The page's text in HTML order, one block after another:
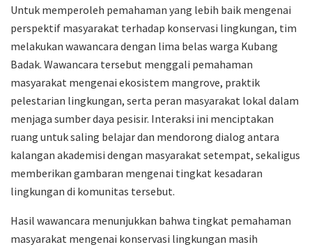
Untuk memperoleh pemahaman yang lebih baik mengenai
perspektif masyarakat terhadap konservasi lingkungan, tim
melakukan wawancara dengan lima belas warga Kubang
Badak. Wawancara tersebut menggali pemahaman
masyarakat mengenai ekosistem mangrove, praktik
pelestarian lingkungan, serta peran masyarakat lokal dalam
menjaga sumber daya pesisir. Interaksi ini menciptakan
ruang untuk saling belajar dan mendorong dialog antara
kalangan akademisi dengan masyarakat setempat, sekaligus
memberikan gambaran mengenai tingkat kesadaran
lingkungan di komunitas tersebut.
Hasil wawancara menunjukkan bahwa tingkat pemahaman
masyarakat mengenai konservasi lingkungan masih